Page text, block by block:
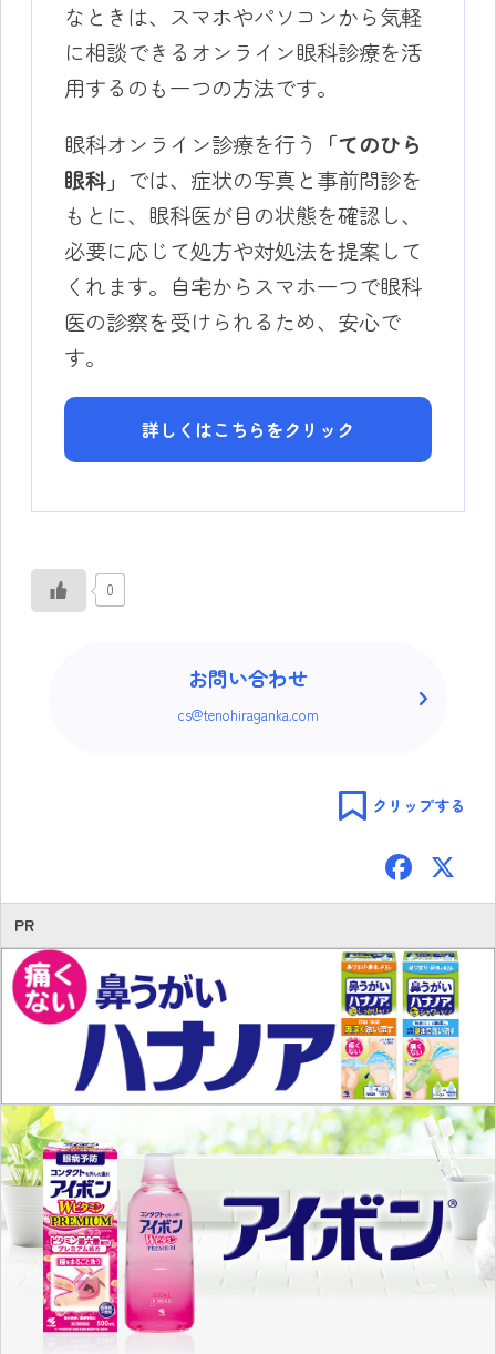
なときは、スマホやパソコンから気軽
に相談できるオンライン眼科診療を活
用するのも一つの方法です。
眼科オンライン診療を行う
「てのひら
眼科」 では、症状の写真と事前問診を
もとに、眼科医が目の状態を確認し、
必要に応じて処方や対処法を提案して
くれます。自宅からスマホ一つで眼科
医の診察を受けられるため、安心で
す。
詳しくはこちらをクリック
0
お問い合わせ
cs@tenohiraganka.com
クリップする
F
ac
e
b
o
ok
PR